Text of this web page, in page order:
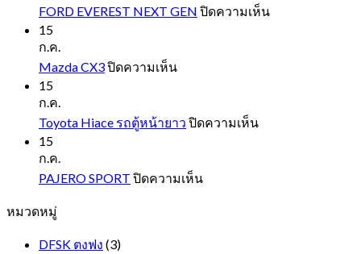
FORD EVEREST NEXT GEN ปิดความเห็นบน
15
ก.ค.
Mazda CX3ปิดความเห็นบน
15
ก.ค.
Toyota Hiace รถตู้หน้ายาว ปิดความเห็นบน
15
ก.ค.
PAJERO SPORT ปิดความเห็นบน
หมวดหมู่
DFSK ตงฟง (3)